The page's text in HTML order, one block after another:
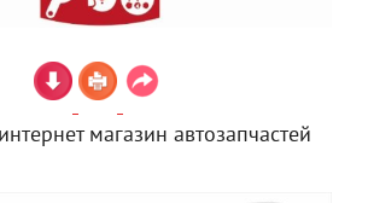
магазин автозапчастей